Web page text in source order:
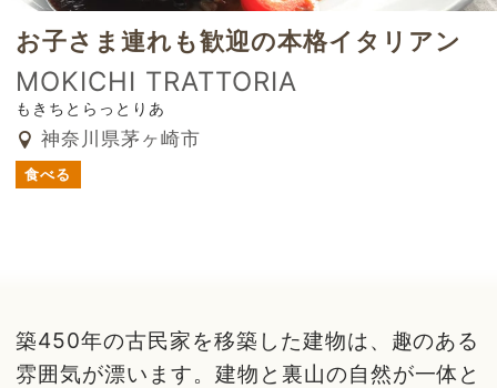
お子さま連れも歓迎の本格イタリアン
MOKICHI TRATTORIA
もきちとらっとりあ
神奈川県茅ヶ崎市
食べる
築450年の古民家を移築した建物は、趣のある
雰囲気が漂います。建物と裏山の自然が一体と